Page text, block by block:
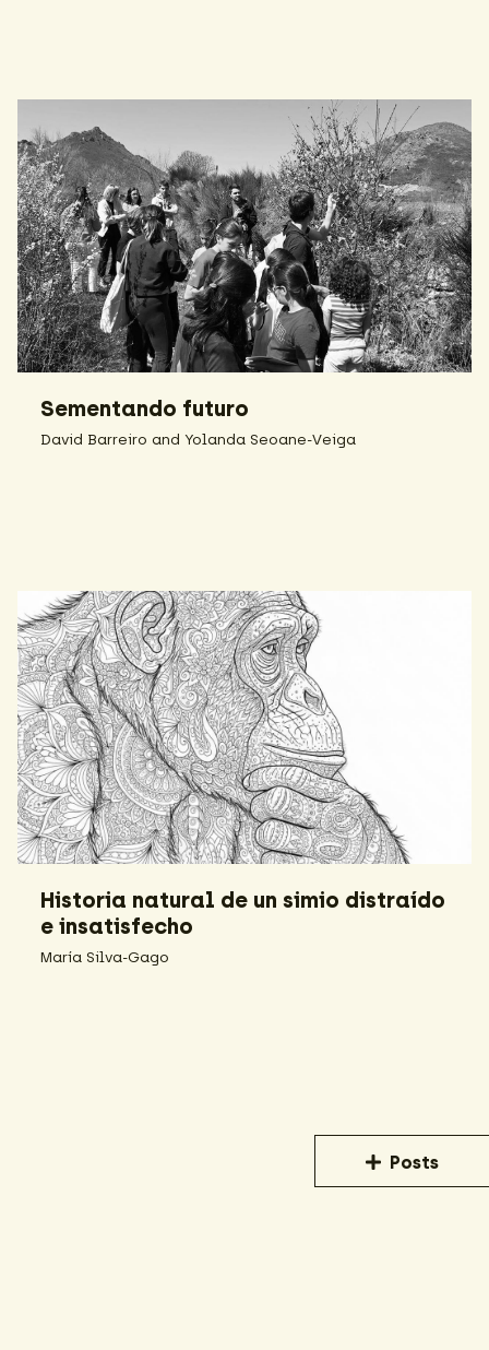
Sementando futuro
David Barreiro and Yolanda Seoane-Veiga
Historia natural de un simio distraído
e insatisfecho
María Silva-Gago
Posts